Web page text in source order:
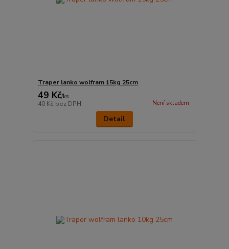
Traper lanko wolfram 15kg 25cm
49 Kč/ks
40 Kč bez DPH Není skladem
Detail